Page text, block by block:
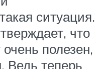
ситуация.
что
полезен,
Ведь теперь